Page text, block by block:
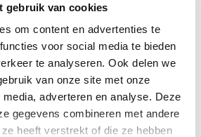
gebruik van cookies
om content en advertenties te
voor social media te bieden
te analyseren. Ook delen we
van onze site met onze
adverteren en analyse. Deze
gegevens combineren met andere
heeft verstrekt of die ze hebben
met dit gerecht?
te verwarmen in de oven in 10 minuten op